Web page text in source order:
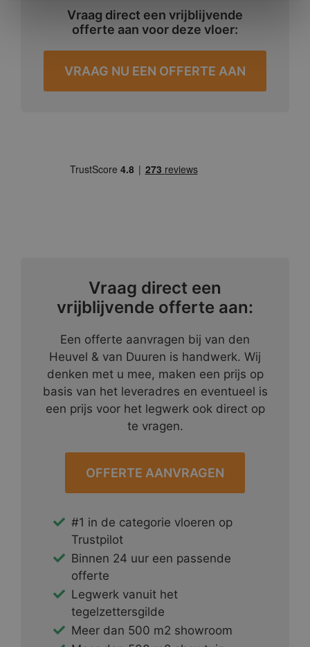
Vraag direct een vrijblijvende
offerte aan voor deze vloer:
VRAAG NU EEN OFFERTE AAN
Vraag direct een
vrijblijvende offerte aan:
Een offerte aanvragen bij van den
Heuvel & van Duuren is handwerk. Wij
denken met u mee, maken een prijs op
basis van het leveradres en eventueel is
een prijs voor het legwerk ook direct op
te vragen.
OFFERTE AANVRAGEN
#1 in de categorie vloeren op
Trustpilot
Binnen 24 uur een passende
offerte
Legwerk vanuit het
tegelzettersgilde
Meer dan 500 m2 showroom